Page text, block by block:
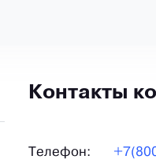
Контакты
Телефон: